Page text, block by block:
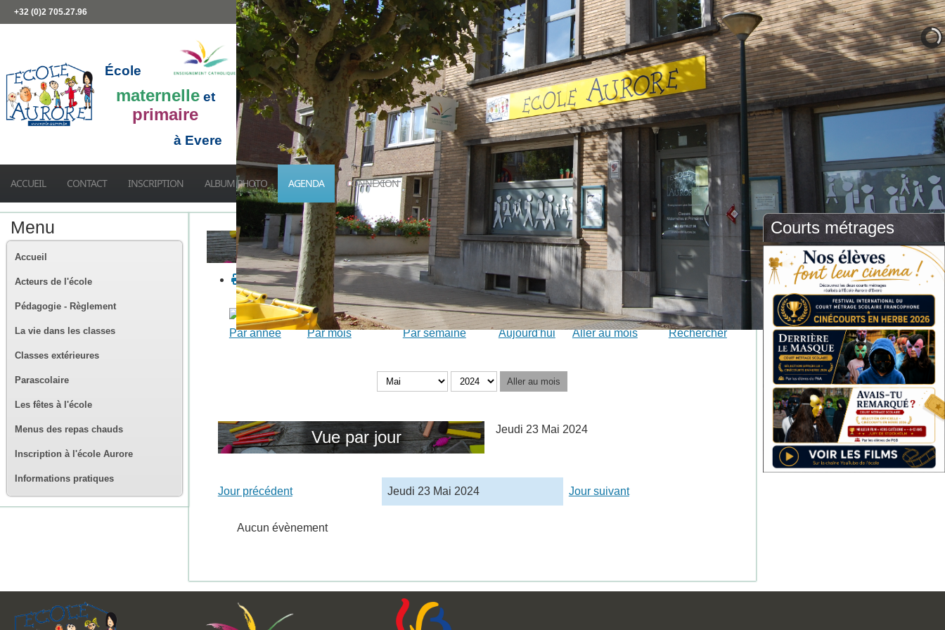
+32 (0)2 705.27.96
École
maternelle et
primaire
à Evere
ACCUEIL CONTACT INSCRIPTION ALBUM PHOTO AGENDA CONNEXION
Menu
Accueil
Acteurs de l'école
Pédagogie - Règlement
La vie dans les classes
Classes extérieures
Parascolaire
Les fêtes à l'école
Menus des repas chauds
Inscription à l'école Aurore
Informations pratiques
Calendrier
Par année Par mois Par semaine Aujourd'hui Aller au mois Rechercher
Aller au mois
Vue par jour Jeudi 23 Mai 2024
Jour précédent Jeudi 23 Mai 2024 Jour suivant
Aucun évènement
Courts métrages